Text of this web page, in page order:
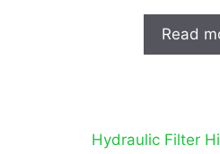
Read
Hydraulic Filter